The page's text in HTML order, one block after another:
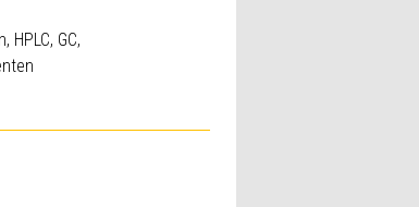
GC,